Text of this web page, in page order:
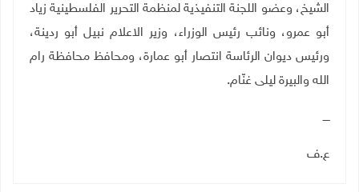
الشيخ، وعضو اللجنة التنفيذية لمنظمة التحرير الفلسطينية زياد
أبو عمرو، ونائب رئيس الوزراء، وزير الاعلام نبيل أبو ردينة،
ورئيس ديوان الرئاسة انتصار أبو عمارة، ومحافظ محافظة رام
الله والبيرة ليلى غنّام.
ــــ
ع.ف